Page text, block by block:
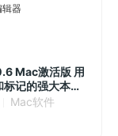
Mac激活版 用
标记的强大本地
器Mac软件